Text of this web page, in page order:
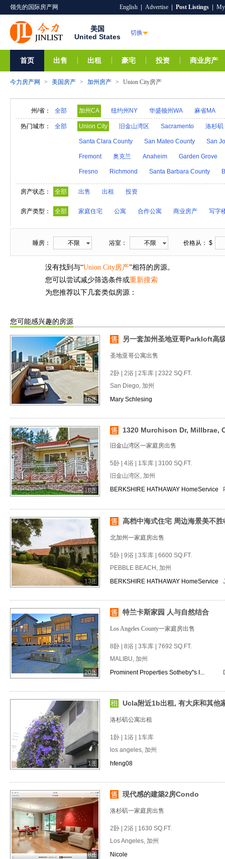
领先的国际房产网 English Advertise Post Listings
美国
United States
切换
首页 出售 出租 豪宅 投资 商业房产
今力房产网 > 美国房产 > 加州房产 > Union City房产
州/省： 全部 加州CA 纽约州NY 华盛顿州WA 麻省MA
阿拉巴马AL 夏威夷HI 爱达荷ID 阿拉斯加AK
亚利桑那AZ 阿肯色AR 密歇根MI 明尼苏达
内华达NV 新汉普郡NH 科罗拉多CO 新墨
奥克拉荷马OK 俄勒冈州OR 特拉华DE 罗
维莫特VT 弗吉尼亚VA 西弗吉尼亚WV 威斯
热门城市： 全部 Union City 旧金山湾区 Sacramento 洛杉矶
Santa Clara County San Mateo County San
Fremont 奥克兰 Anaheim Garden Grove
Fresno Richmond Santa Barbara County
房产状态： 全部 出售 出租 投资
房产类型： 全部 家庭住宅 公寓 合作公寓 商业房产 写字
睡房： 不限 浴室： 不限 价格从： $
没有找到与“Union City房产”相符的房源。
您可以尝试减少筛选条件或重新搜索
为您推荐以下几套类似房源：
您可能感兴趣的房源
16图
另一套加州圣地亚哥Parkloft高
圣地亚哥公寓出售
2卧 | 2浴 | 2车库 | 2322 SQ.FT.
San Diego, 加州
Mary Schlesing
18图
1320 Murchison Dr, Millbrae,
旧金山湾区一家庭房出售
5卧 | 4浴 | 1车库 | 3100 SQ.FT.
旧金山湾区, 加州
BERKSHIRE HATHAWAY HomeService
13图
高档中海式住宅 周边海景美不胜
北加州一家庭房出售
5卧 | 9浴 | 3车库 | 6600 SQ.FT.
PEBBLE BEACH, 加州
BERKSHIRE HATHAWAY HomeService
20图
特兰卡斯家园 人与自然结合
Los Angeles County一家庭房出售
8卧 | 8浴 | 3车库 | 7692 SQ.FT.
MALIBU, 加州
Prominent Properties Sotheby''s I...
1图
Ucla附近1b出租, 有大床和其他
洛杉矶公寓出租
1卧 | 1浴 | 1车库
los angeles, 加州
hfeng08
8图
現代感的建築2房Condo
洛杉矶一家庭房出售
2卧 | 2浴 | 1630 SQ.FT.
Los Angeles, 加州
Nicole